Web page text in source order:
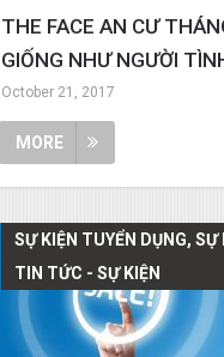
THE FACE AN CƯ
GIỐNG NHƯ NGƯỜI
October 21, 2017
MORE
SỰ KIỆN TUYỂN DỤNG,
TIN TỨC - SỰ KIỆN